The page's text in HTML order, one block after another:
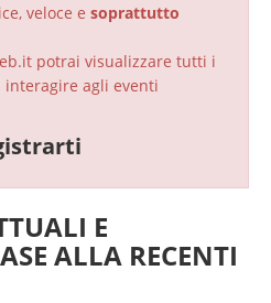
veloce e soprattutto
potrai visualizzare tutti i
agli eventi
E
ALLA RECENTI